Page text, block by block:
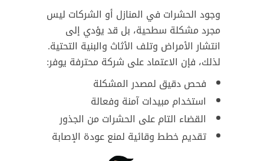
وجود الحشرات في المنازل أو الشركات ليس
مجرد مشكلة سطحية، بل قد يؤدي إلى
انتشار الأمراض وتلف الأثاث والبنية التحتية.
لذلك، فإن الاعتماد على شركة محترفة يوفر:
فحص دقيق لمصدر المشكلة
استخدام مبيدات آمنة وفعالة
القضاء التام على الحشرات من الجذور
تقديم خطط وقائية لمنع عودة الإصابة